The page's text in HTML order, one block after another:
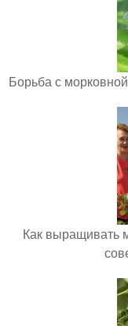
Борьба с
Как выращивать